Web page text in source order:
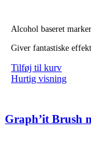
Alcohol baseret
Giver fantastiske
Tilføj til kurv
Hurtig visning
Graph’it Brush